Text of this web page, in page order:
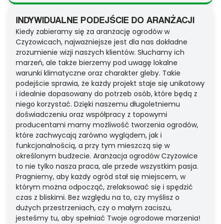
INDYWIDUALNE PODEJŚCIE DO ARANŻACJI
Kiedy zabieramy się za aranżację ogrodów w
Czyżowicach, najważniejsze jest dla nas dokładne
zrozumienie wizji naszych klientów. Słuchamy ich
marzeń, ale także bierzemy pod uwagę lokalne
warunki klimatyczne oraz charakter gleby. Takie
podejście sprawia, że każdy projekt staje się unikatowy
i idealnie dopasowany do potrzeb osób, które będą z
niego korzystać. Dzięki naszemu długoletniemu
doświadczeniu oraz współpracy z topowymi
producentami mamy możliwość tworzenia ogrodów,
które zachwycają zarówno wyglądem, jak i
funkcjonalnością, a przy tym mieszczą się w
określonym budżecie. Aranżacja ogrodów Czyżowice
to nie tylko nasza praca, ale przede wszystkim pasja.
Pragniemy, aby każdy ogród stał się miejscem, w
którym można odpocząć, zrelaksować się i spędzić
czas z bliskimi. Bez względu na to, czy myślisz o
dużych przestrzeniach, czy o małym zaciszu,
jesteśmy tu, aby spełniać Twoje ogrodowe marzenia!